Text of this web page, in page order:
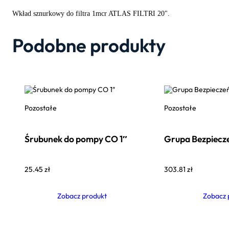
Wkład sznurkowy do filtra 1mcr ATLAS FILTRI 20".
Podobne produkty
Pozostałe
Śrubunek do pompy CO 1″
25.45 zł
Zobacz produkt
Pozostałe
Grupa
303.81 zł
Zobacz